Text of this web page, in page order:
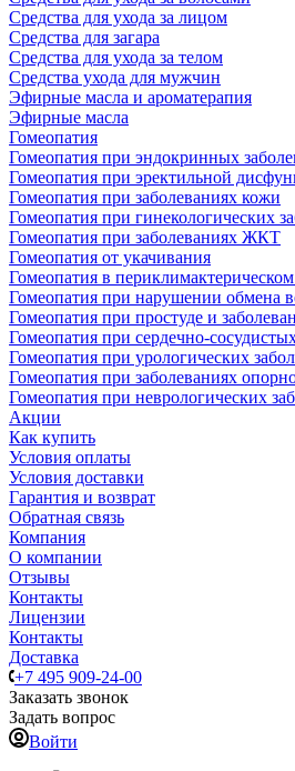
Средства для ухода за лицом
Средства для загара
Средства для ухода за телом
Средства ухода для мужчин
Эфирные масла и ароматерапия
Эфирные масла
Гомеопатия
Гомеопатия при эндокринных
Гомеопатия при эректильной
Гомеопатия при заболеваниях кожи
Гомеопатия при гинекологических
Гомеопатия при заболеваниях ЖКТ
Гомеопатия от укачивания
Гомеопатия в
Гомеопатия при нарушении обмена
Гомеопатия при простуде и
Гомеопатия при сердечно-
Гомеопатия при урологических
Гомеопатия при заболеваниях
Гомеопатия при неврологических
Акции
Как купить
Условия оплаты
Условия доставки
Гарантия и возврат
Обратная связь
Компания
О компании
Отзывы
Контакты
Лицензии
Контакты
Доставка
+7 495 909-24-00
Заказать звонок
Задать вопрос
Войти